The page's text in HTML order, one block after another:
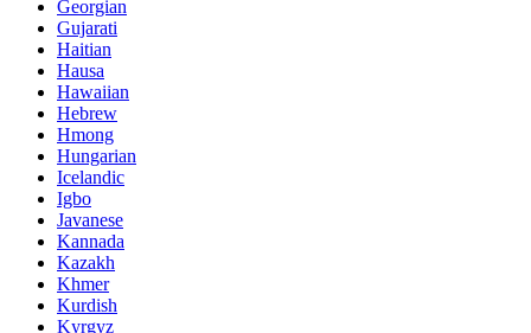
Georgian
Gujarati
Haitian
Hausa
Hawaiian
Hebrew
Hmong
Hungarian
Icelandic
Igbo
Javanese
Kannada
Kazakh
Khmer
Kurdish
Kyrgyz